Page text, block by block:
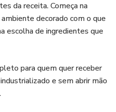
da receita. Começa na
decorado com o que
escolha de ingredientes que
para quem quer receber
e sem abrir mão